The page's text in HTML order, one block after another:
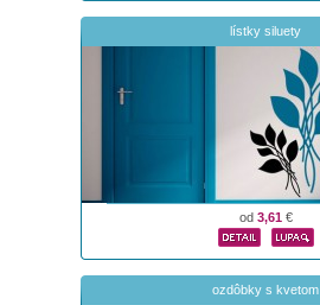
lístky siluety
od 3,61€
ozdôbky s kvetom